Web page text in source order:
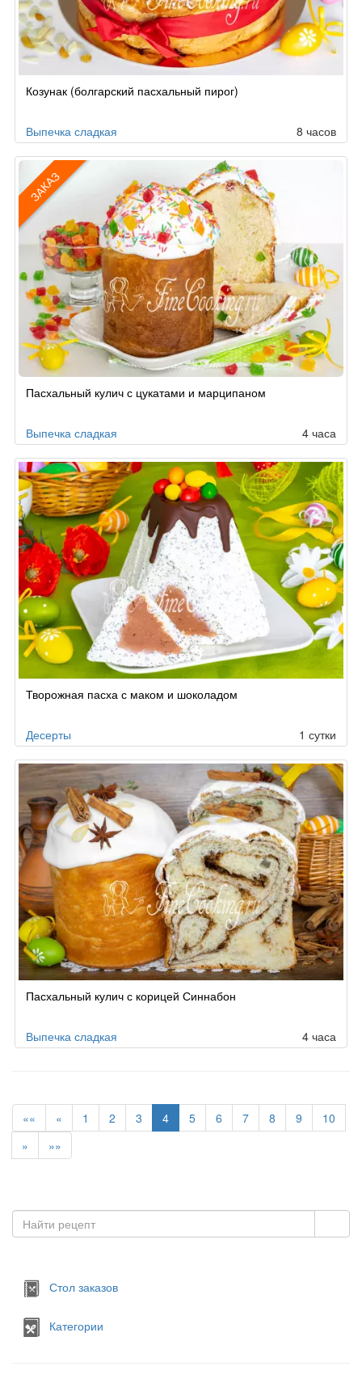
Козунак (болгарский пасхальный пирог)
Выпечка сладкая 8 часов
ЗАКАЗ
поПасхальный кулич с цукатами и марципаном
Выпечка сладкая 4 часа
Творожная пасха с маком и шоколадом
Десерты 1 сутки
Пасхальный кулич с корицей Синнабон
Выпечка сладкая 4 часа
«« « 1 2 3 4 5 6 7 8 9
10
»
»»
Стол заказов
Категории